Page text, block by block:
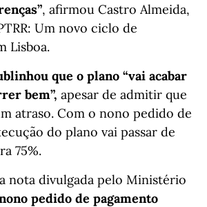
, afirmou Castro Almeida,
Um novo ciclo de
Lisboa.
que o plano “vai acabar
bem”, apesar de admitir que
atraso. Com o nono pedido de
do plano vai passar de
75%.
nota divulgada pelo Ministério
pedido de pagamento